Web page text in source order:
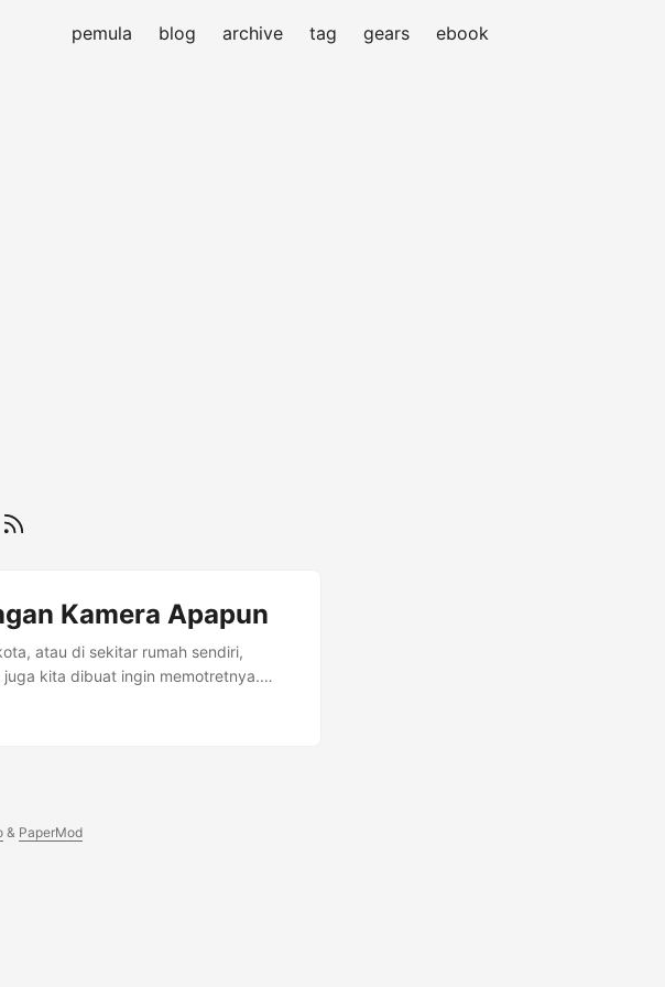
pemula blog archive tag gears ebook
Kamera Apapun
atau di sekitar rumah sendiri,
kita dibuat ingin memotretnya.
memotret orang yang sedang
& PaperMod